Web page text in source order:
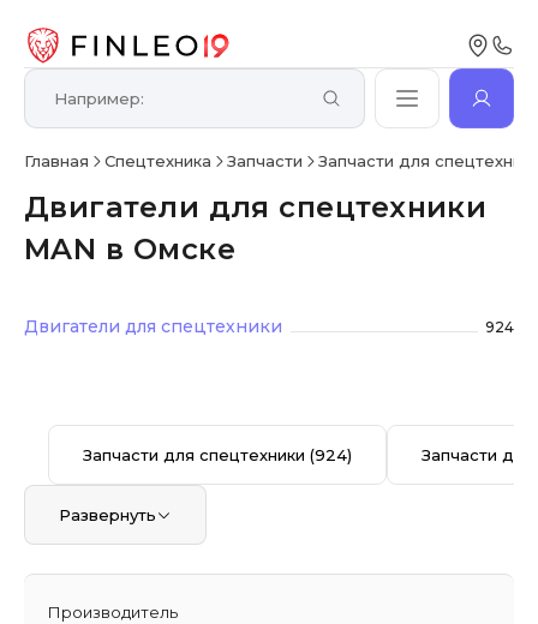
Главная Спецтехника Запчасти Запчасти для
Двигатели для спецтехники
MAN в Омске
Двигатели для спецтехники 924
Запчасти для спецтехники(924) Запчасти
Развернуть
Производитель